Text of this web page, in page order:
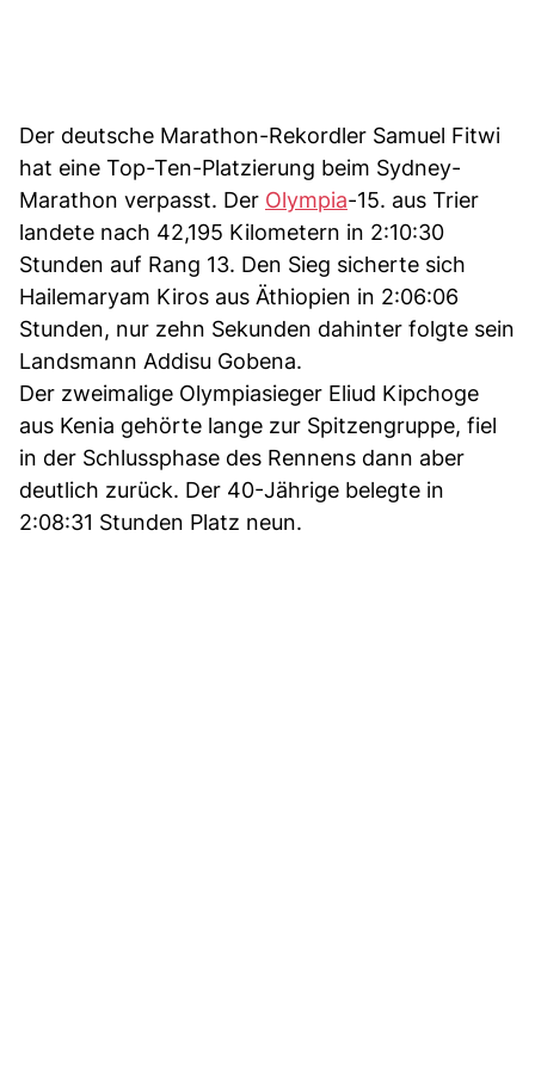
Der deutsche Marathon-Rekordler Samuel Fitwi
hat eine Top-Ten-Platzierung beim Sydney-
Marathon verpasst. Der Olympia-15. aus Trier
landete nach 42,195 Kilometern in 2:10:30
Stunden auf Rang 13. Den Sieg sicherte sich
Hailemaryam Kiros aus Äthiopien in 2:06:06
Stunden, nur zehn Sekunden dahinter folgte sein
Landsmann Addisu Gobena.
Der zweimalige Olympiasieger Eliud Kipchoge
aus Kenia gehörte lange zur Spitzengruppe, fiel
in der Schlussphase des Rennens dann aber
deutlich zurück. Der 40-Jährige belegte in
2:08:31 Stunden Platz neun.